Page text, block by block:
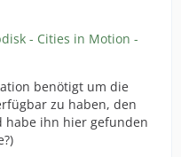
- Cities in Motion -
benötigt um die
zu haben, den
habe ihn hier gefunden